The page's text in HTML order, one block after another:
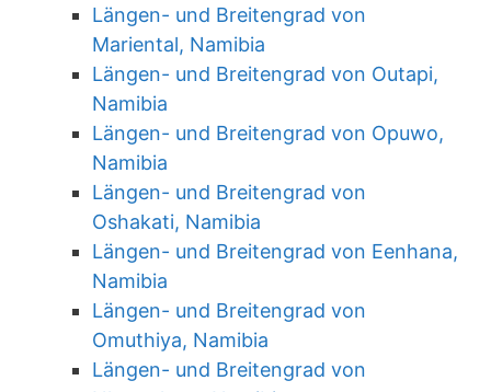
Längen- und Breitengrad von
Mariental, Namibia
Längen- und Breitengrad von Outapi,
Namibia
Längen- und Breitengrad von Opuwo,
Namibia
Längen- und Breitengrad von
Oshakati, Namibia
Längen- und Breitengrad von Eenhana,
Namibia
Längen- und Breitengrad von
Omuthiya, Namibia
Längen- und Breitengrad von